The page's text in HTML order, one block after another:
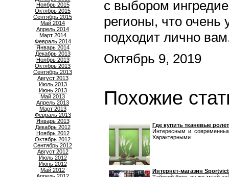
Ноябрь 2015
Октябрь 2015
Сентябрь 2015
Май 2014
Апрель 2014
Март 2014
Февраль 2014
Январь 2014
Декабрь 2013
Ноябрь 2013
Октябрь 2013
Сентябрь 2013
Август 2013
Июль 2013
Июнь 2013
Май 2013
Апрель 2013
Март 2013
Февраль 2013
Январь 2013
Декабрь 2012
Ноябрь 2012
Октябрь 2012
Сентябрь 2012
Август 2012
Июль 2012
Июнь 2012
Май 2012
с выбором
регионы, что очень
подходит лично
Октябрь 9, 2019
Похожие
Где купить тканевые
Интересным и
Характерными ...
Интернет-магазин